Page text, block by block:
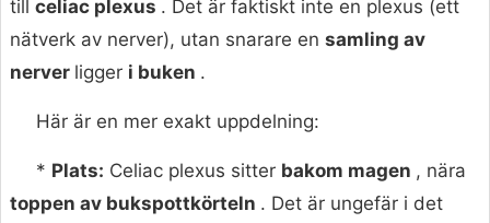
till celiac plexus . Det är faktiskt inte en plexus (ett
nätverk av nerver), utan snarare en samling av
nerver ligger i buken .
Här är en mer exakt uppdelning:
* Plats: Celiac plexus sitter bakom magen , nära
toppen av bukspottkörteln . Det är ungefär i det